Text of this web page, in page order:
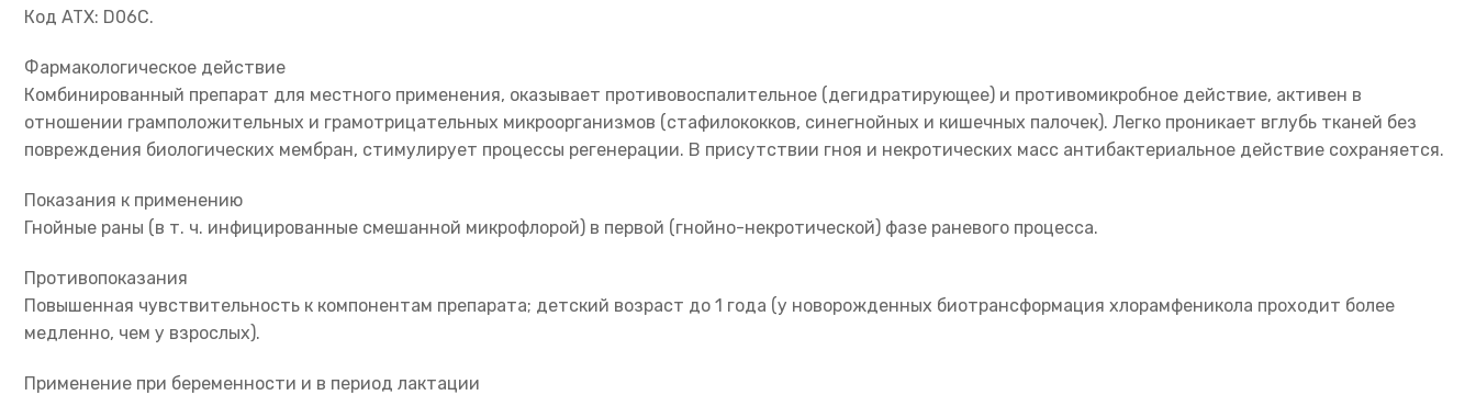
Код ATX: D06C.
Фармакологическое действие
Комбинированный препарат для местного применения, оказывает противовоспалительное (дегидратирующее) и противомикробное действие, активен в
отношении грамположительных и грамотрицательных микроорганизмов (стафилококков, синегнойных и кишечных палочек). Легко проникает вглубь тканей без
повреждения биологических мембран, стимулирует процессы регенерации. В присутствии гноя и некротических масс антибактериальное действие сохраняется.
Показания к применению
Гнойные раны (в т. ч. инфицированные смешанной микрофлорой) в первой (гнойно-некротической) фазе раневого процесса.
Противопоказания
Повышенная чувствительность к компонентам препарата; детский возраст до 1 года (у новорожденных биотрансформация хлорамфеникола проходит более
медленно, чем у взрослых).
Применение при беременности и в период лактации